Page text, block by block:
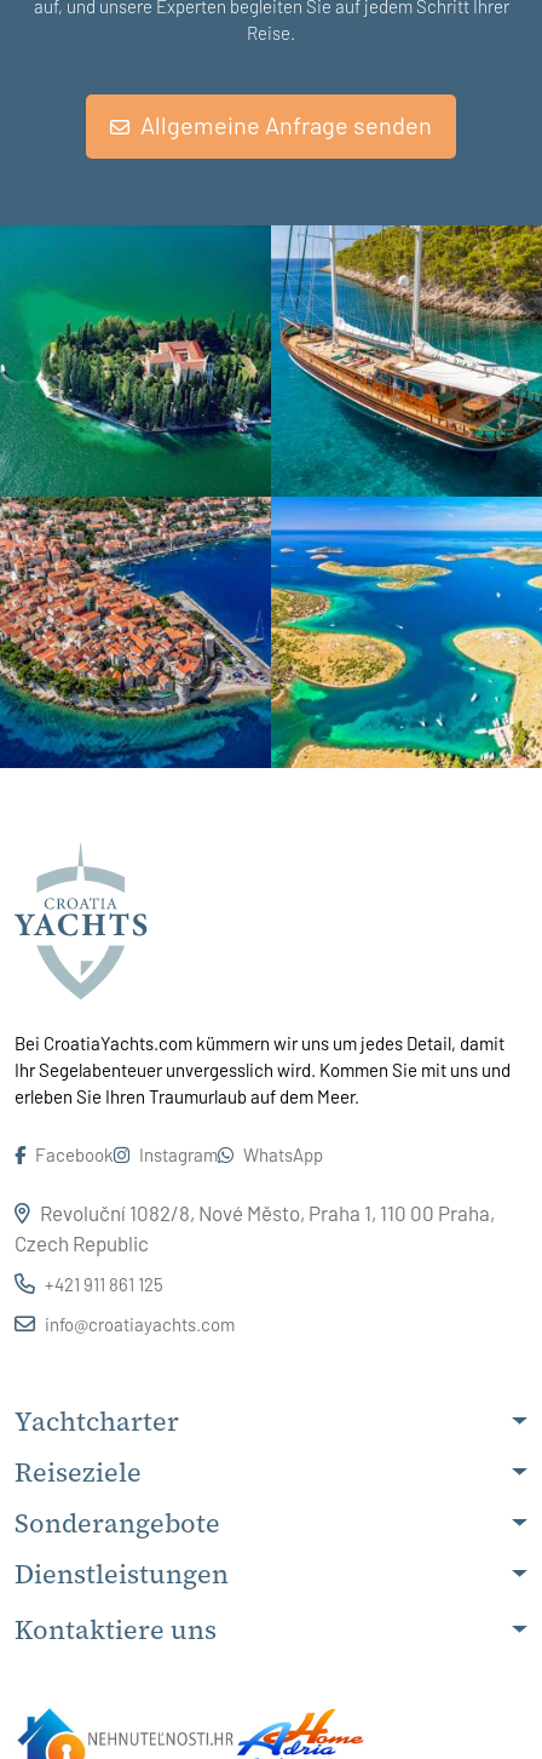
auf, und unsere Experten begleiten Sie auf jedem Schritt Ihrer
Reise.
Allgemeine Anfrage senden
Bei CroatiaYachts.com kümmern wir uns um jedes Detail, damit
Ihr Segelabenteuer unvergesslich wird. Kommen Sie mit uns und
erleben Sie Ihren Traumurlaub auf dem Meer.
Facebook Instagram WhatsApp
Revoluční 1082/8, Nové Město, Praha 1, 110 00 Praha,
Czech Republic
+421 911 861 125
info@croatiayachts.com
Yachtcharter
Reiseziele
Sonderangebote
Dienstleistungen
Kontaktiere uns